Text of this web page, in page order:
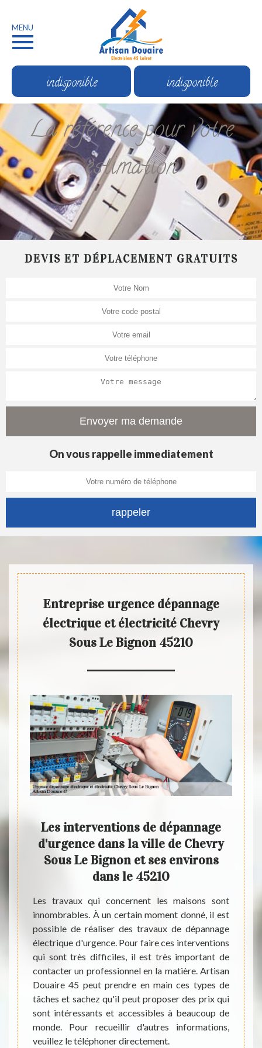
MENU
indisponible indisponible
La référence pour votre
estimation
DEVIS ET DÉPLACEMENT GRATUITS
On vous rappelle immediatement
Entreprise urgence dépannage
électrique et électricité Chevry
Sous Le Bignon 45210
en
pour
très
est
un
est
Les interventions de dépannage
d'urgence dans la ville de Chevry
Sous Le Bignon et ses environs
dans le 45210
Les travaux qui concernent les maisons sont
innombrables. À un certain moment donné, il est
possible de réaliser des travaux de dépannage
électrique d'urgence. Pour faire ces interventions
qui sont très difficiles, il est très important de
contacter un professionnel en la matière. Artisan
Douaire 45 peut prendre en main ces types de
tâches et sachez qu'il peut proposer des prix qui
sont intéressants et accessibles à beaucoup de
monde. Pour recueillir d'autres informations,
veuillez le téléphoner directement.
À
pas